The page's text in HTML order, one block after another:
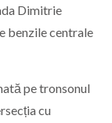
Dimitrie
benzile centrale
pe tronsonul
cu